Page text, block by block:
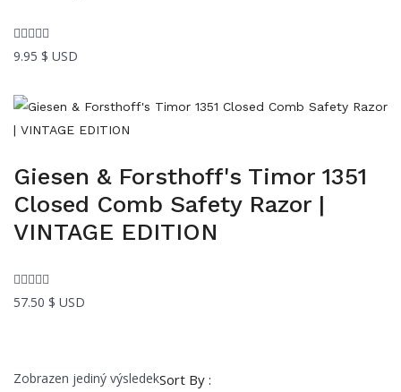
9.95 $ USD
Giesen & Forsthoff's Timor 1351
Closed Comb Safety Razor |
VINTAGE EDITION
57.50 $ USD
Zobrazen jediný výsledekSort By :